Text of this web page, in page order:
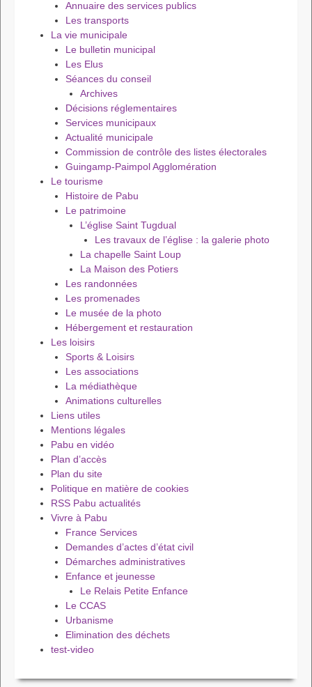
Annuaire des services publics
Les transports
La vie municipale
Le bulletin municipal
Les Elus
Séances du conseil
Archives
Décisions réglementaires
Services municipaux
Actualité municipale
Commission de contrôle des listes électorales
Guingamp-Paimpol Agglomération
Le tourisme
Histoire de Pabu
Le patrimoine
L’église Saint Tugdual
Les travaux de l’église : la galerie photo
La chapelle Saint Loup
La Maison des Potiers
Les randonnées
Les promenades
Le musée de la photo
Hébergement et restauration
Les loisirs
Sports & Loisirs
Les associations
La médiathèque
Animations culturelles
Liens utiles
Mentions légales
Pabu en vidéo
Plan d’accès
Plan du site
Politique en matière de cookies
RSS Pabu actualités
Vivre à Pabu
France Services
Demandes d’actes d’état civil
Démarches administratives
Enfance et jeunesse
Le Relais Petite Enfance
Le CCAS
Urbanisme
Elimination des déchets
test-video